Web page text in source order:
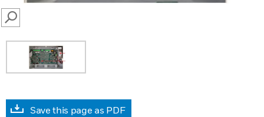
SEARCH
Save this page as PDF